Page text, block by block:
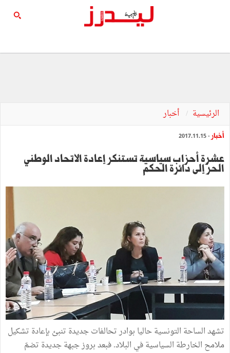
الرئيسية أخبار
أخبار - 2017.11.15
عشرة أحزاب سياسية تستنكر إعادة الاتحاد الوطني
الحرّ إلى دائرة الحكم
تشهد الساحة التونسية حاليا بوادر تحالفات جديدة تنبئ بإعادة تشكيل
ملامح الخارطة السياسية في البلاد. فبعد بروز جبهة جديدة تضمّ